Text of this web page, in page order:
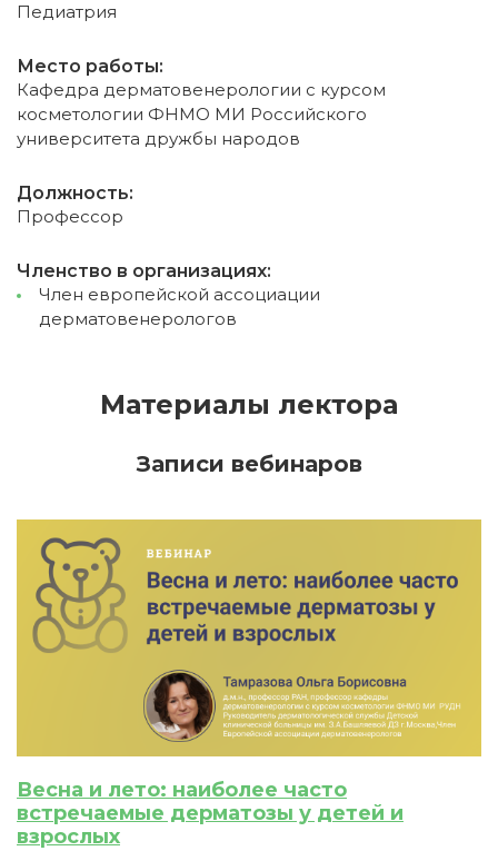
Педиатрия
Место работы:
Кафедра дерматовенерологии с курсом
косметологии ФНМО МИ Российского
университета дружбы народов
Должность:
Профессор
Членство в организациях:
Член европейской ассоциации
дерматовенерологов
Материалы лектора
Записи вебинаров
Весна и лето: наиболее часто
встречаемые дерматозы у детей и
взрослых
ИСКАТЬ
ЗАРЕГИСТРИРОВАТЬСЯ ВОЙТИ
ПОЛУЧИТЬ
Подтвердите списание баллов
После подтверждения медкоины будут
списаны с Вашего счета.